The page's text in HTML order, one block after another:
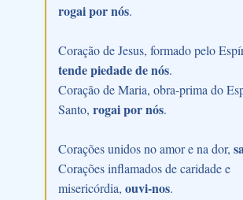
rogai por nós.
Coração de Jesus, formado pelo
tende piedade de nós.
Coração de Maria, obra-prima do
Santo, rogai por nós.
Corações unidos no amor e na dor,
Corações inflamados de caridade e
misericórdia, ouvi-nos.